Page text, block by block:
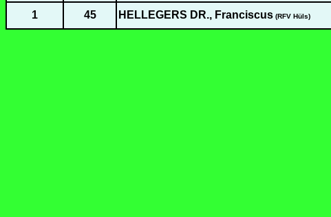
1
45 HELLEGERS DR., Franciscus (RFV Hüls)